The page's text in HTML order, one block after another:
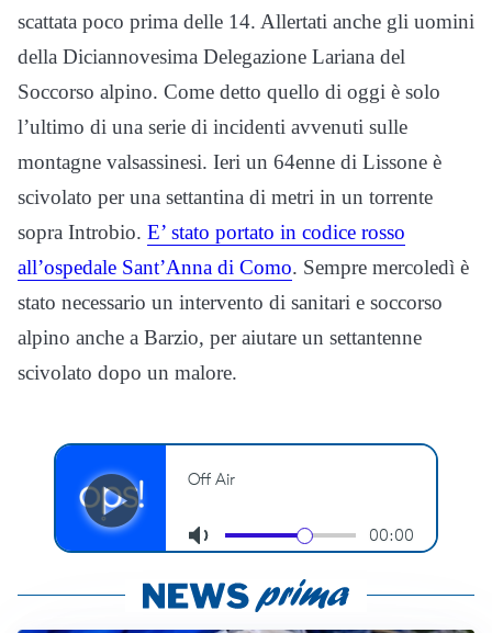
scattata poco prima delle 14. Allertati anche gli uomini
della Diciannovesima Delegazione Lariana del
Soccorso alpino. Come detto quello di oggi è solo
l’ultimo di una serie di incidenti avvenuti sulle
montagne valsassinesi. Ieri un 64enne di Lissone è
scivolato per una settantina di metri in un torrente
sopra Introbio. E’ stato portato in codice rosso
all’ospedale Sant’Anna di Como. Sempre mercoledì è
stato necessario un intervento di sanitari e soccorso
alpino anche a Barzio, per aiutare un settantenne
scivolato dopo un malore.